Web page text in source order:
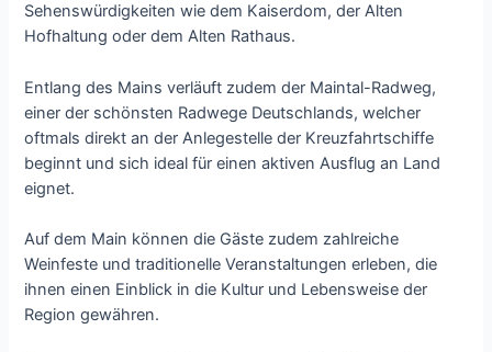
Sehenswürdigkeiten wie dem Kaiserdom, der Alten
Hofhaltung oder dem Alten Rathaus.
Entlang des Mains verläuft zudem der Maintal-Radweg,
einer der schönsten Radwege Deutschlands, welcher
oftmals direkt an der Anlegestelle der Kreuzfahrtschiffe
beginnt und sich ideal für einen aktiven Ausflug an Land
eignet.
Auf dem Main können die Gäste zudem zahlreiche
Weinfeste und traditionelle Veranstaltungen erleben, die
ihnen einen Einblick in die Kultur und Lebensweise der
Region gewähren.